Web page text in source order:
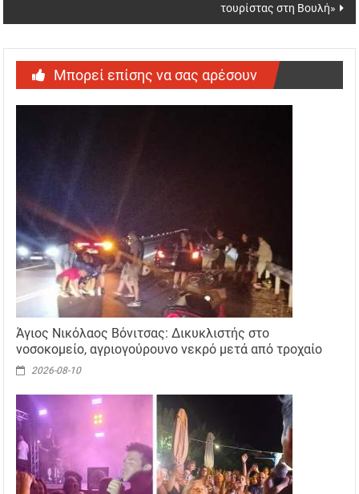
τουρίστας στη Βουλή»
Μπορεί επίσης να σας αρέσουν
Άγιος Νικόλαος Βόνιτσας: Δικυκλιστής στο
νοσοκομείο, αγριογούρουνο νεκρό μετά από τροχαίο
2026-08-10